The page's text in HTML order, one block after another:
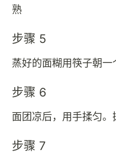
熟
步骤 5
蒸好的面糊用筷子朝
步骤 6
面团凉后，用手揉匀
步骤 7